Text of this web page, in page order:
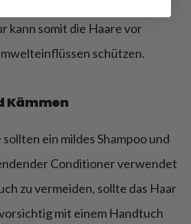
innen heraus. Eine
kann somit die Haare vor
schützen.
Kämmen
ein mildes Shampoo und
Conditioner verwendet
zu vermeiden, sollte das Haar
mit einem Handtuch